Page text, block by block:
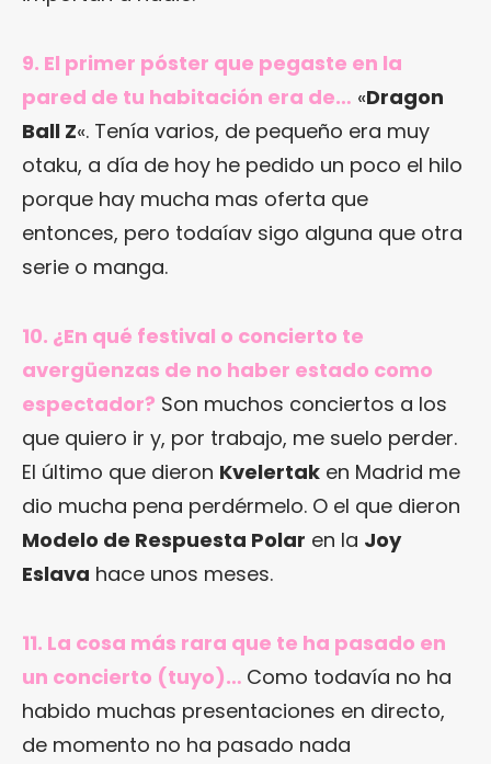
9. El primer póster que pegaste en la
pared de tu habitación era de… «Dragon
Ball Z«. Tenía varios, de pequeño era muy
otaku, a día de hoy he pedido un poco el hilo
porque hay mucha mas oferta que
entonces, pero todaíav sigo alguna que otra
serie o manga.
10. ¿En qué festival o concierto te
avergüenzas de no haber estado como
espectador? Son muchos conciertos a los
que quiero ir y, por trabajo, me suelo perder.
El último que dieron Kvelertak en Madrid me
dio mucha pena perdérmelo. O el que dieron
Modelo de Respuesta Polar en la Joy
Eslava hace unos meses.
11. La cosa más rara que te ha pasado en
un concierto (tuyo)… Como todavía no ha
habido muchas presentaciones en directo,
de momento no ha pasado nada